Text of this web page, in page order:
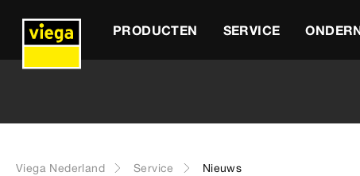
PRODUCTEN SERVICE
Viega Nederland Service Nieuws